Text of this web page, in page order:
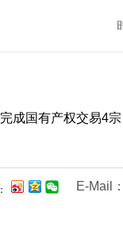
完成国有产权交易4
E-Mail：